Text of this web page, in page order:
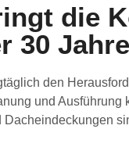
die
30
den
und Ausführung